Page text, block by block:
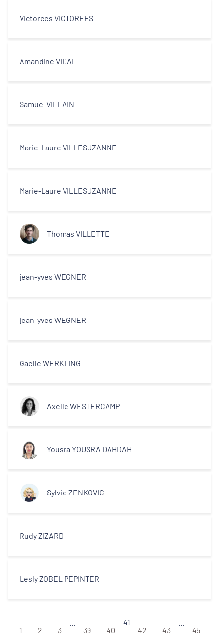
Victorees VICTOREES
Amandine VIDAL
Samuel VILLAIN
Marie-Laure VILLESUZANNE
Marie-Laure VILLESUZANNE
Thomas VILLETTE
jean-yves WEGNER
jean-yves WEGNER
Gaelle WERKLING
Axelle WESTERCAMP
Yousra YOUSRA DAHDAH
Sylvie ZENKOVIC
Rudy ZIZARD
Lesly ZOBEL PEPINTER
1 2 3
39
40
41
42
43
45